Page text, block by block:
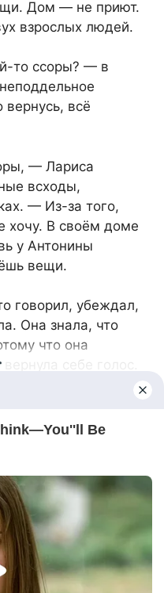
Дом — не приют.
взрослых людей.
то ссоры? — в
всё
— Лариса
всходы,
— Из-за того,
хочу. В своём доме
у Антонины
вещи.
говорил, убеждал,
Она знала, что
что она
себе голос.
от
всё равно в суд
Пусть
до
документы в
покупок,
нажитого».